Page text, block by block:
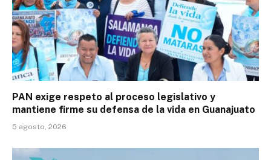
PAN exige respeto al proceso legislativo y
mantiene firme su defensa de la vida en Guanajuato
5 agosto, 2026